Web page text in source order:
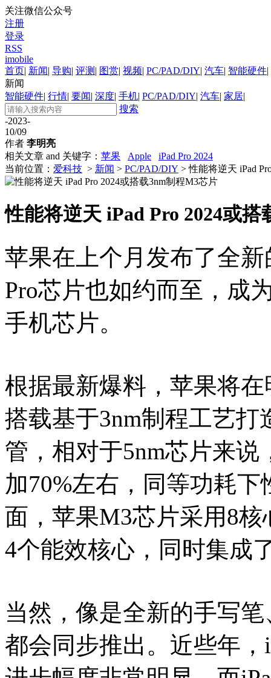
关注微信公众号
注册
登录
RSS
imobile
首页| 新闻| 导购| 评测 | 图赏| 视频| PC/PAD/DIY| 汽车| 智能硬件|
新闻
智能硬件| 行情| 要闻| 深度| 手机| PC/PAD/DIY| 汽车| 家居|
搜索
-2023-
10/09
作者 李明亮
相关文章 and 关键字： 苹果 Apple
iPad Pro 2024
当前位置： 爱科技 > 新闻 > PC/PAD/DIY > 性能将逆天 iPad
性能将逆天 iPad Pro 2024或
苹果在上个月发布了全新
Pro芯片也如约而至，成
手机芯片。
根据最新爆料，苹果将
搭载基于3nm制程工艺
管，相对于5nm芯片来
加70%左右，同等功耗
面，苹果M3芯片采用8
4个能效核心，同时集成
当然，像是全新的手写
都会同步推出。近些年